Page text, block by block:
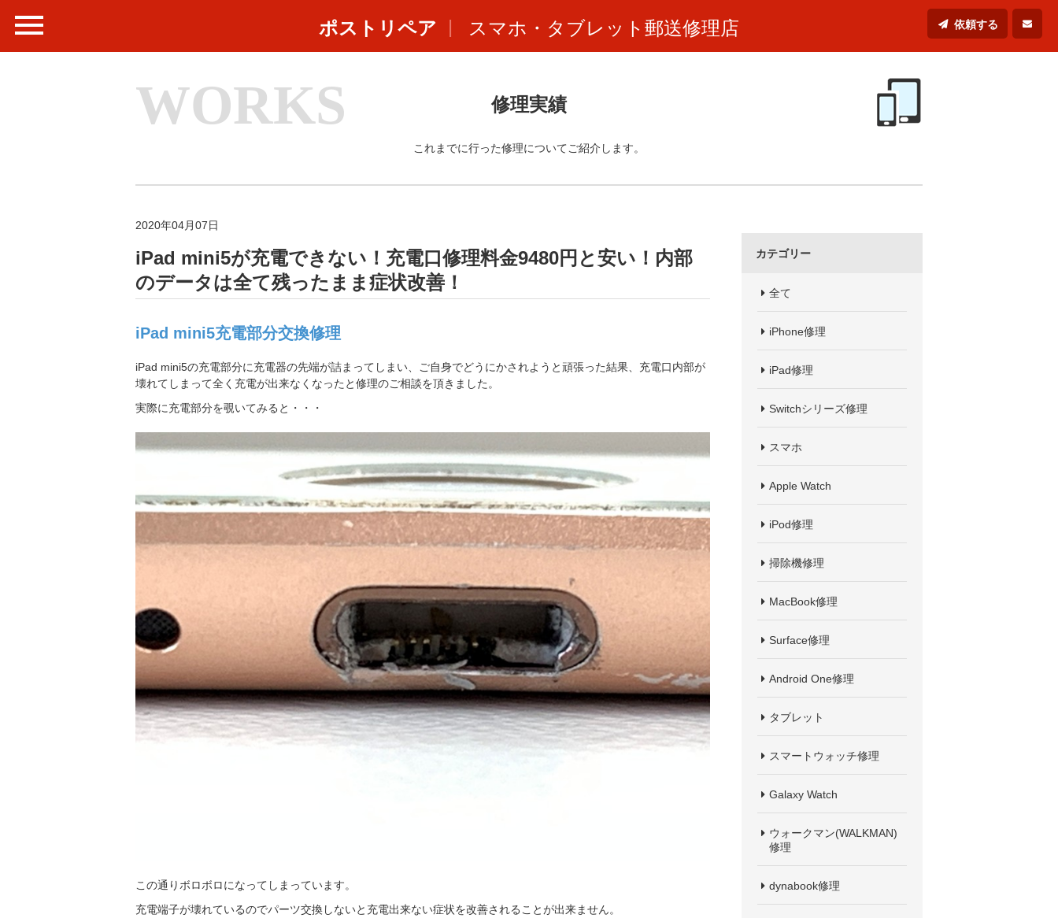
ポストリペア スマホ・タブレット郵送修理店 依頼する
WORKS 修理実績
これまでに行った修理についてご紹介します。
2020年04月07日
iPad mini5が充電できない！充電口修理料金9480円と安い！内部
のデータは全て残ったまま症状改善！
iPad mini5充電部分交換修理
iPad mini5の充電部分に充電器の先端が詰まってしまい、ご自身でどうにかされようと頑張った結果、充電口内部が
壊れてしまって全く充電が出来なくなったと修理のご相談を頂きました。
実際に充電部分を覗いてみると・・・
この通りボロボロになってしまっています。
充電端子が壊れているのでパーツ交換しないと充電出来ない症状を改善されることが出来ません。
カテゴリー
全て
iPhone修理
iPad修理
Switchシリーズ修理
スマホ
Apple Watch
iPod修理
掃除機修理
MacBook修理
Surface修理
Android One修理
タブレット
スマートウォッチ修理
Galaxy Watch
ウォークマン(WALKMAN)
修理
dynabook修理